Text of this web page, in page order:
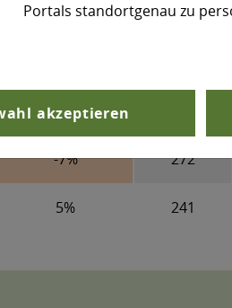
13% 219
-8%
-7% 272
5% 241
Portals standortgenau zu
akzeptieren